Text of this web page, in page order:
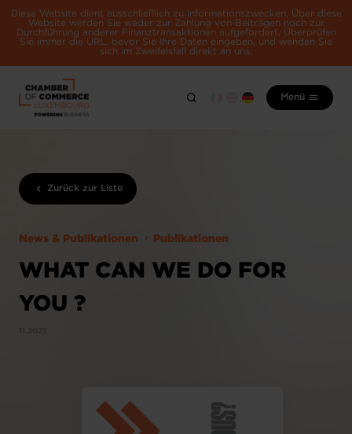
Diese Website dient ausschließlich zu Informationszwecken. Über diese
Website werden Sie weder zur Zahlung von Beiträgen noch zur
Durchführung anderer Finanztransaktionen aufgefordert. Überprüfen
Sie immer die URL, bevor Sie Ihre Daten eingeben, und wenden Sie
sich im Zweifelsfall direkt an uns.
Menü
Zurück zur Liste
News & Publikationen Publikationen
WHAT CAN WE DO FOR
YOU ?